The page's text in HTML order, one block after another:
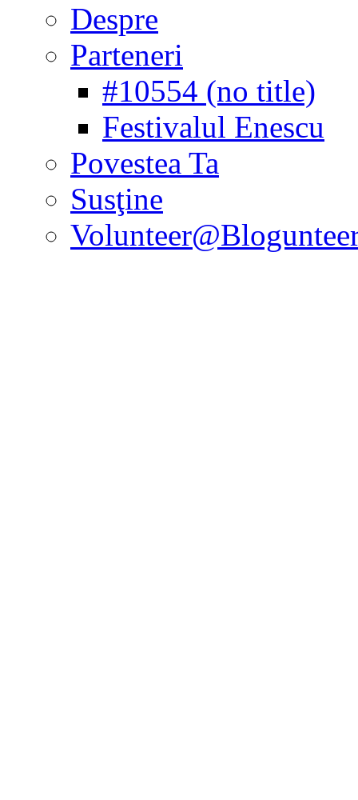
Despre
Parteneri
#10554 (no title)
Festivalul Enescu
Povestea Ta
Susţine